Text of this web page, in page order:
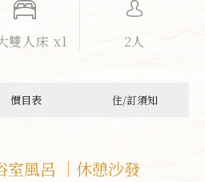
雙人床 x1 2人
價目表 住/訂須知
室風呂 ｜休憩沙發